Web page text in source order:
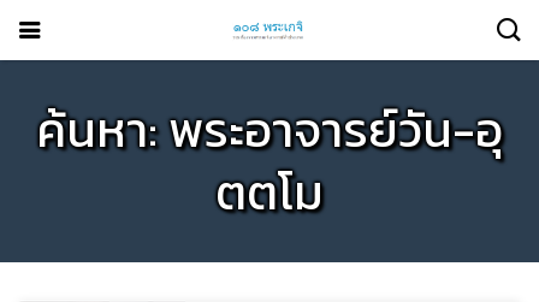
ค้นหา: พระอาจารย์วัน-อุ
ตตโม